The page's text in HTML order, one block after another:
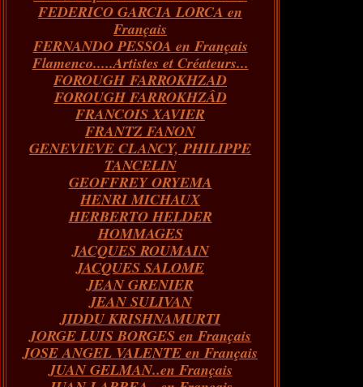
FEDERICO GARCIA LORCA en
Français
FERNANDO PESSOA en Français
Flamenco.....Artistes et Créateurs...
FOROUGH FARROKHZAD
FOROUGH FARROKHZÂD
FRANCOIS XAVIER
FRANTZ FANON
GENEVIEVE CLANCY, PHILIPPE
TANCELIN
GEOFFREY ORYEMA
HENRI MICHAUX
HERBERTO HELDER
HOMMAGES
JACQUES ROUMAIN
JACQUES SALOME
JEAN GRENIER
JEAN SULIVAN
JIDDU KRISHNAMURTI
JORGE LUIS BORGES en Français
JOSE ANGEL VALENTE en Français
JUAN GELMAN..en Français